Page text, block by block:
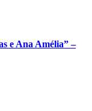
e Ana Amélia” –